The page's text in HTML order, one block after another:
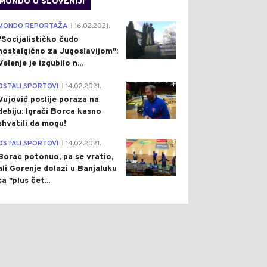
Pre 1 h
SLIKE SA MJESTA
VOZOVA U
VIŠE LJUDI
TERETNI
PROŠAO KROZ
PET MALOLJETNIKA
PRIJAVLJENO
TUŽILAŠTVU ZBOG
VRŠNJAČKOG NASILJA U
4
REPORTAŽA 16.02.2021.
čudo
za Jugoslavijom":
je izgubilo n...
1
SPORTOVI 14.02.2021.
poslije poraza na
Igrači Borca kasno
da mogu!
3
SPORTOVI 14.02.2021.
potonuo, pa se vratio,
Gorenje dolazi u Banjaluku
"plus čet...